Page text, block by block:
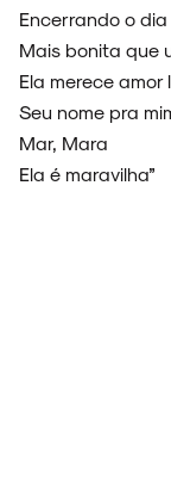
Encerrando o
Mais bonita que
Ela merece
Seu nome pra
Mar, Mara
Ela é maravilha”